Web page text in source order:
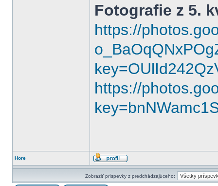
Fotografie z 5.
https://
https://
Hore
Zobraziť príspevky z predchádzajúceho: